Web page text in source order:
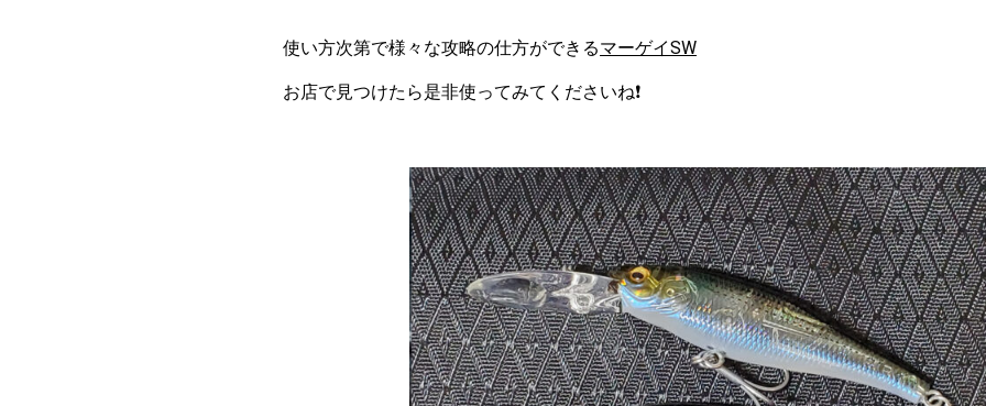
使い方次第で様々な攻略の仕方ができるマーゲイSW
お店で見つけたら是非使ってみてくださいね❗